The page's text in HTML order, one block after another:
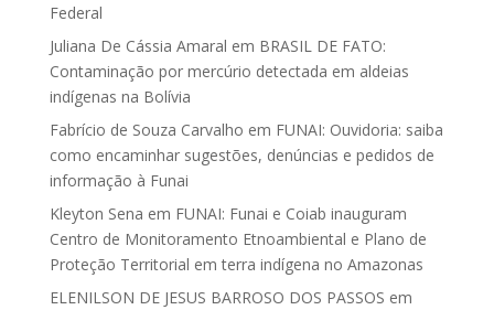
Federal
Juliana De Cássia Amaral em BRASIL DE FATO:
Contaminação por mercúrio detectada em aldeias
indígenas na Bolívia
Fabrício de Souza Carvalho em FUNAI: Ouvidoria: saiba
como encaminhar sugestões, denúncias e pedidos de
informação à Funai
Kleyton Sena em FUNAI: Funai e Coiab inauguram
Centro de Monitoramento Etnoambiental e Plano de
Proteção Territorial em terra indígena no Amazonas
ELENILSON DE JESUS BARROSO DOS PASSOS em